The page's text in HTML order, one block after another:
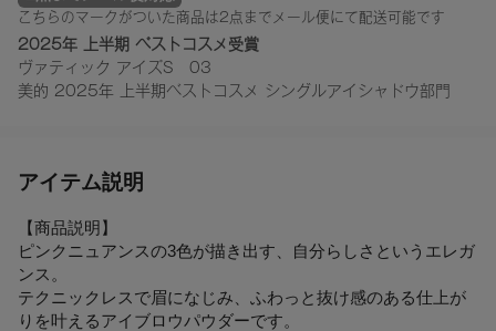
こちらのマークがついた商品は2点までメール便にて配送可能です
2025年 上半期 ベストコスメ受賞
ヴァティック アイズS 03
美的 2025年 上半期ベストコスメ シングルアイシャドウ部門
アイテム説明
【商品説明】
ピンクニュアンスの3色が描き出す、自分らしさというエレガ
ンス。
テクニックレスで眉になじみ、ふわっと抜け感のある仕上が
りを叶えるアイブロウパウダーです。